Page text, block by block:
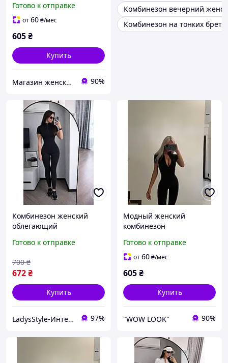
короткий рукав черного
цвета микродайвинг
Готово к отправке
от60₴/мес
605₴
Купить
Магазин женской одежды "Lamade" 90%
Комбинезон вечерний
Комбинезон на тонких
Комбинезон женский
облегающий
эластичный эффект
XS-XL мод 230
Готово к отправке
672₴
700 ₴
Купить
LadysStyle-Интернет магазин женской одежды 97%
Модный женский
комбинезон
короткий рукав черного
цвета микродайвинг
Готово к отправке
от60₴/мес
605₴
Купить
"WOW LOOK" 90%